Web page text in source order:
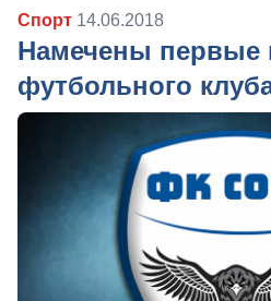
Спорт 14.06.2018
Намечены первые
футбольного